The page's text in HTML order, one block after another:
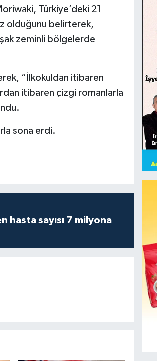
Türkiye’deki 21
olduğunu belirterek,
zeminli bölgelerde
“İlkokuldan itibaren
itibaren çizgi romanlarla
sona erdi.
hasta sayısı 7 milyona